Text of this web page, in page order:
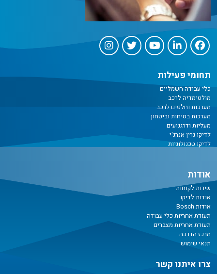
תחומי פעילות
כלי עבודה חשמליים
מולטימדיה לרכב
מערכות וחלפים לרכב
מערכות בטיחות וביטחון
מעליות ודרגנועים
לדיקו גרין אנרג'י
לדיקו טכנולוגיות
אודות
שירות לקוחות
אודות לדיקו
אודות Bosch
תעודת אחריות כלי עבודה
תעודת אחריות מצברים
מרכז הדרכה
תנאי שימוש
צרו איתנו קשר